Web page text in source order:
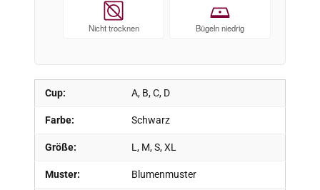
Cup: A, B, C, D
Farbe: Schwarz
Größe: L, M, S, XL
Muster: Blumenmuster
Nicht trocknen Bügeln niedrig